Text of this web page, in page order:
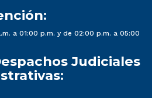
a 01:00 p.m. y de 02:00 p.m. a 05:00
Judiciales